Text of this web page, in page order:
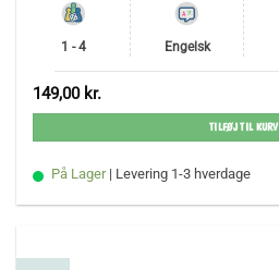
1 - 4 Engelsk
149,00 kr.
TILFØJ TIL KURV
På Lager | Levering 1-3 hverdage